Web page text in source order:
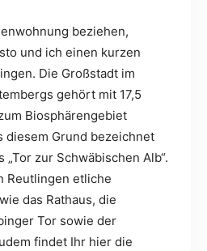
beziehen,
und ich einen kurzen
Die Großstadt im
gehört mit 17,5
Biosphärengebiet
diesem Grund bezeichnet
„Tor zur Schwäbischen Alb“.
Reutlingen etliche
das Rathaus, die
Tor sowie der
findet Ihr hier die